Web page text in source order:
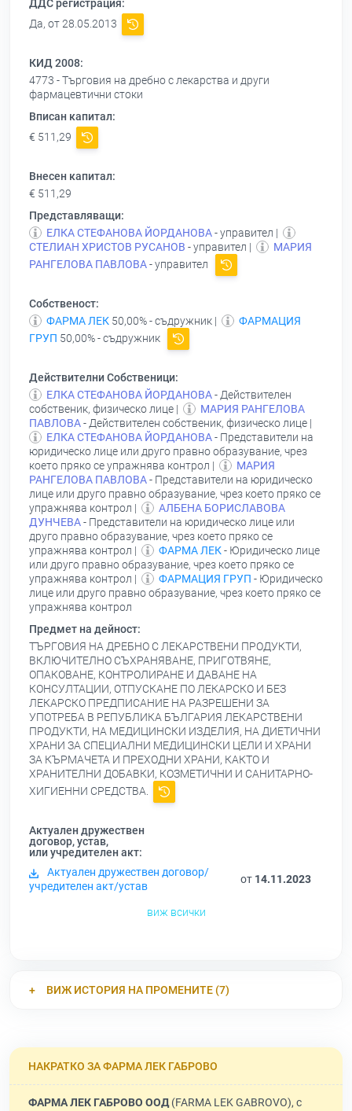
ДДС регистрация:
Да, от 28.05.2013
КИД 2008:
4773 - Търговия на дребно с лекарства и други
фармацевтични стоки
Вписан капитал:
€ 511,29
Внесен капитал:
€ 511,29
Представляващи:
ЕЛКА СТЕФАНОВА ЙОРДАНОВА- управител |
СТЕЛИАН ХРИСТОВ РУСАНОВ - управител |
МАРИЯ
РАНГЕЛОВА ПАВЛОВА- управител
Собственост:
ФАРМА ЛЕК 50,00% - съдружник |
ФАРМАЦИЯ
ГРУП 50,00% - съдружник
Действителни Собственици:
ЕЛКА СТЕФАНОВА ЙОРДАНОВА- Действителен
собственик, физическо лице |
МАРИЯ РАНГЕЛОВА
ПАВЛОВА- Действителен собственик, физическо лице |
ЕЛКА СТЕФАНОВА ЙОРДАНОВА- Представители на
юридическо лице или друго правно образувание, чрез
което пряко се упражнява контрол |
МАРИЯ
РАНГЕЛОВА ПАВЛОВА- Представители на юридическо
лице или друго правно образувание, чрез което пряко се
упражнява контрол |
АЛБЕНА БОРИСЛАВОВА
ДУНЧЕВА- Представители на юридическо лице или
друго правно образувание, чрез което пряко се
упражнява контрол |
ФАРМА ЛЕК- Юридическо лице
или друго правно образувание, чрез което пряко се
упражнява контрол |
ФАРМАЦИЯ ГРУП - Юридическо
лице или друго правно образувание, чрез което пряко се
упражнява контрол
Предмет на дейност:
ТЪРГОВИЯ НА ДРЕБНО С ЛЕКАРСТВЕНИ ПРОДУКТИ,
ВКЛЮЧИТЕЛНО СЪХРАНЯВАНЕ, ПРИГОТВЯНЕ,
ОПАКОВАНЕ, КОНТРОЛИРАНЕ И ДАВАНЕ НА
КОНСУЛТАЦИИ, ОТПУСКАНЕ ПО ЛЕКАРСКО И БЕЗ
ЛЕКАРСКО ПРЕДПИСАНИЕ НА РАЗРЕШЕНИ ЗА
УПОТРЕБА В РЕПУБЛИКА БЪЛГАРИЯ ЛЕКАРСТВЕНИ
ПРОДУКТИ, НА МЕДИЦИНСКИ ИЗДЕЛИЯ, НА ДИЕТИЧНИ
ХРАНИ ЗА СПЕЦИАЛНИ МЕДИЦИНСКИ ЦЕЛИ И ХРАНИ
ЗА КЪРМАЧЕТА И ПРЕХОДНИ ХРАНИ, КАКТО И
ХРАНИТЕЛНИ ДОБАВКИ, КОЗМЕТИЧНИ И САНИТАРНО-
ХИГИЕННИ СРЕДСТВА.
Актуален дружествен
договор, устав,
или учредителен акт:
Актуален дружествен договор/
учредителен акт/устав
от 14.11.2023
виж всички
ВИЖ ИСТОРИЯ НА ПРОМЕНИТЕ (7)
НАКРАТКО ЗА ФАРМА ЛЕК ГАБРОВО
ФАРМА ЛЕК ГАБРОВО ООД(FARMA LEK GABROVO), с